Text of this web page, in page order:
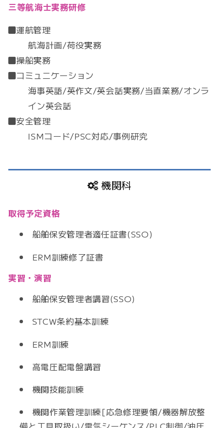
三等航海士実務研修
運航管理
航海計画/荷役実務
操船実務
コミュニケーション
海事英語/英作文/英会話実務/当直業務/オンラ
イン英会話
安全管理
ISMコード/PSC対応/事例研究
機関科
取得予定資格
船舶保安管理者適任証書(SSO)
ERM訓練修了証書
実習・演習
船舶保安管理者講習(SSO)
STCW条約基本訓練
ERM訓練
高電圧配電盤講習
機関技能訓練
機関作業管理訓練[応急修理要領/機器解放整